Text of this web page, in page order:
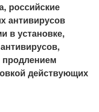
российские
антивирусов
в установке,
действующих